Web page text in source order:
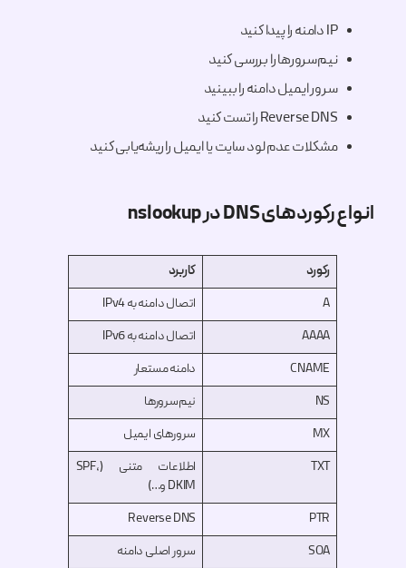
IP دامنه را پیدا کنید
نیم‌سرورها را بررسی کنید
سرور ایمیل دامنه را ببینید
Reverse DNS را تست کنید
مشکلات عدم لود سایت یا ایمیل را ریشه‌یابی کنید
انواع رکوردهای DNS در nslookup
رکورد
کاربرد
A
اتصال دامنه به IPv4
AAAA
اتصال دامنه به IPv6
CNAME
دامنه مستعار
NS
نیم‌سرورها
MX
سرورهای ایمیل
TXT
اطلاعات متنی (SPF,
DKIM و…)
PTR
Reverse DNS
SOA
سرور اصلی دامنه